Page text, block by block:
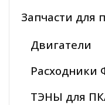
Запчасти для
Двигатели
Расходники
ТЭНЫ для